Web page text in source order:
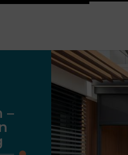
–